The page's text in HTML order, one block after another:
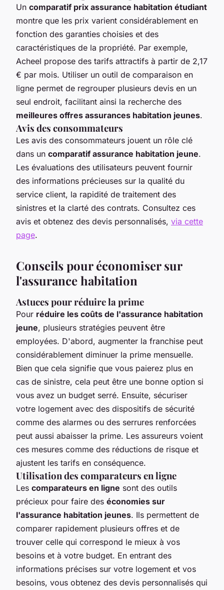
Un comparatif prix assurance habitation étudiant
montre que les prix varient considérablement en
fonction des garanties choisies et des
caractéristiques de la propriété. Par exemple,
Acheel propose des tarifs attractifs à partir de 2,17
€ par mois. Utiliser un outil de comparaison en
ligne permet de regrouper plusieurs devis en un
seul endroit, facilitant ainsi la recherche des
meilleures offres assurances habitation jeunes.
Avis des consommateurs
Les avis des consommateurs jouent un rôle clé
dans un comparatif assurance habitation jeune.
Les évaluations des utilisateurs peuvent fournir
des informations précieuses sur la qualité du
service client, la rapidité de traitement des
sinistres et la clarté des contrats. Consultez ces
avis et obtenez des devis personnalisés, via cette
page.
Conseils pour économiser sur
l'assurance habitation
Astuces pour réduire la prime
Pour réduire les coûts de l'assurance habitation
jeune, plusieurs stratégies peuvent être
employées. D'abord, augmenter la franchise peut
considérablement diminuer la prime mensuelle.
Bien que cela signifie que vous paierez plus en
cas de sinistre, cela peut être une bonne option si
vous avez un budget serré. Ensuite, sécuriser
votre logement avec des dispositifs de sécurité
comme des alarmes ou des serrures renforcées
peut aussi abaisser la prime. Les assureurs voient
ces mesures comme des réductions de risque et
ajustent les tarifs en conséquence.
Utilisation des comparateurs en ligne
Les comparateurs en ligne sont des outils
précieux pour faire des économies sur
l'assurance habitation jeunes. Ils permettent de
comparer rapidement plusieurs offres et de
trouver celle qui correspond le mieux à vos
besoins et à votre budget. En entrant des
informations précises sur votre logement et vos
besoins, vous obtenez des devis personnalisés qui